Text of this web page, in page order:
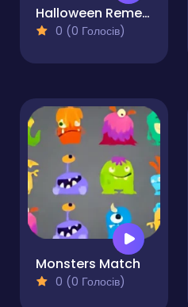
Halloween Remembers
0 (0 Голосів)
Monsters Match
0 (0 Голосів)